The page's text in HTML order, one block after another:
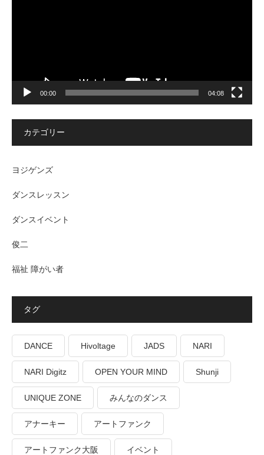
00:00 04:08
カテゴリー
ヨジゲンズ
ダンスレッスン
ダンスイベント
俊二
福祉 障がい者
タグ
DANCE Hivoltage JADS NARI
NARI Digitz OPEN YOUR MIND Shunji
UNIQUE ZONE みんなのダンス
アナーキー アートファンク
アートファンク大阪 イベント